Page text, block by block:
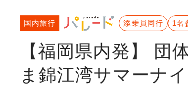
【福岡県内発】 団
ま錦江湾サマーナ
国内旅行 添乗員同行 1名